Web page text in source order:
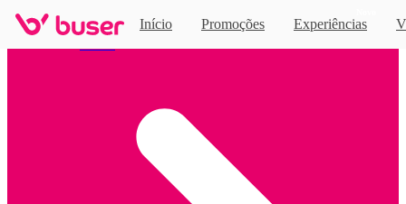
Início Promoções Experiências